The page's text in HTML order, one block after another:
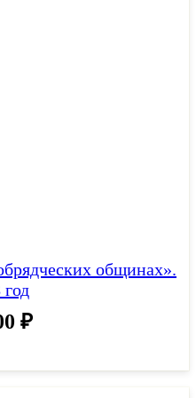
общинах».
год
₽